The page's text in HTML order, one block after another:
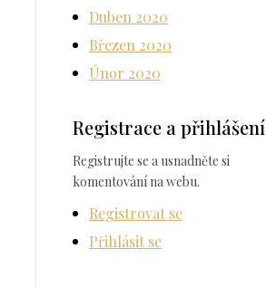
Duben 2020
Březen 2020
Únor 2020
Registrace a přihlášení
Registrujte se a usnadněte si
komentování na webu.
Registrovat se
Přihlásit se